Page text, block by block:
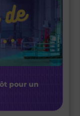
pour un